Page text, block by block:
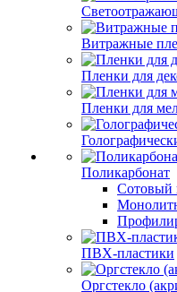
Витражные
Пленки для
Пленки для
Поликарбонат
Сотовый
ПВХ-пластики
Оргстекло